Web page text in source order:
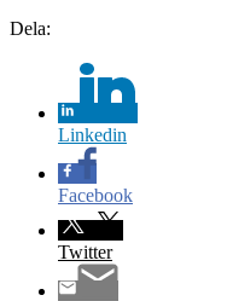
Dela:
Linkedin
Facebook
Twitter